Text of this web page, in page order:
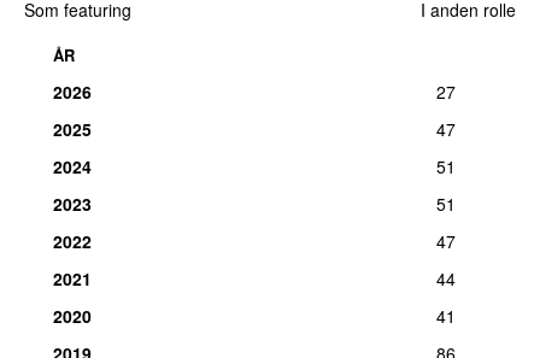
Som featuring I anden rolle
ÅR
2026
27
2025
47
2024
51
2023
51
2022
47
2021
44
2020
41